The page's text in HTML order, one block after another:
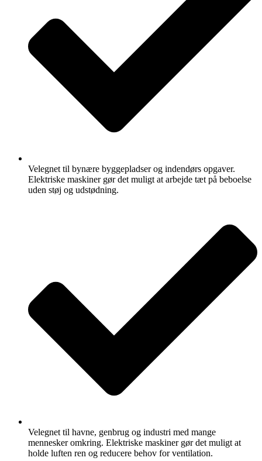
Velegnet til bynære byggepladser og indendørs opgaver.
Elektriske maskiner gør det muligt at arbejde tæt på beboelse
uden støj og udstødning.
Velegnet til havne, genbrug og industri med mange
mennesker omkring. Elektriske maskiner gør det muligt at
holde luften ren og reducere behov for ventilation.